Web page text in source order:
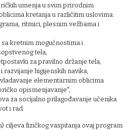
umenja u svim prirodnim
kretanja u različitim uslovima:
ritmici, plesnim vežbama i
kretnim mogućnostima i
tela,
za pravilno držanje tela,
razvijanje higijenskih navika,
elementarnim oblicima
opismenjavanje",
za socijalno prilagođavanje učenika
i rad
ciljeva fizičkog vaspitanja ovaj program